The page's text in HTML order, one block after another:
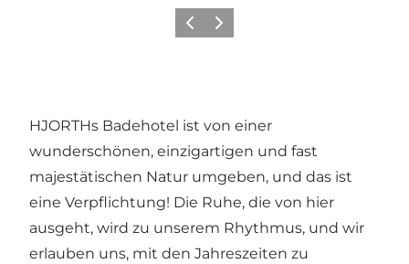
ZurückWeiter
HJORTHs Badehotel ist von einer
wunderschönen, einzigartigen und fast
majestätischen Natur umgeben, und das ist
eine Verpflichtung! Die Ruhe, die von hier
ausgeht, wird zu unserem Rhythmus, und wir
erlauben uns, mit den Jahreszeiten zu